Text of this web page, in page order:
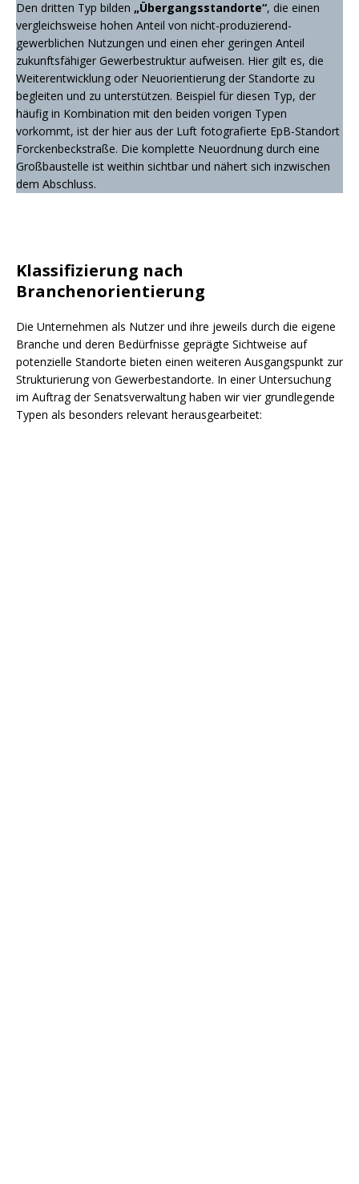
Den dritten Typ bilden „Übergangsstandorte“, die einen
vergleichsweise hohen Anteil von nicht-produzierend-
gewerblichen Nutzungen und einen eher geringen Anteil
zukunftsfähiger Gewerbestruktur aufweisen. Hier gilt es, die
Weiterentwicklung oder Neuorientierung der Standorte zu
begleiten und zu unterstützen. Beispiel für diesen Typ, der
häufig in Kombination mit den beiden vorigen Typen
vorkommt, ist der hier aus der Luft fotografierte EpB-Standort
Forckenbeckstraße. Die komplette Neuordnung durch eine
Großbaustelle ist weithin sichtbar und nähert sich inzwischen
dem Abschluss.
Klassifizierung nach
Branchenorientierung
Die Unternehmen als Nutzer und ihre jeweils durch die eigene
Branche und deren Bedürfnisse geprägte Sichtweise auf
potenzielle Standorte bieten einen weiteren Ausgangspunkt zur
Strukturierung von Gewerbestandorte. In einer Untersuchung
im Auftrag der Senatsverwaltung haben wir vier grundlegende
Typen als besonders relevant herausgearbeitet: